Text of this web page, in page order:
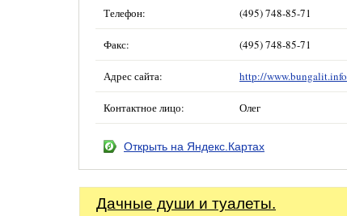
Телефон: (495) 748-85-71
Факс: (495) 748-85-71
Адрес сайта: http://www.bungalit.info
Контактное лицо: Олег
Открыть на Яндекс.Картах
Дачные души и туалеты.